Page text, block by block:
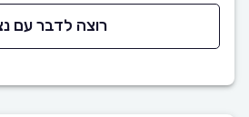
רוצה לדבר עם